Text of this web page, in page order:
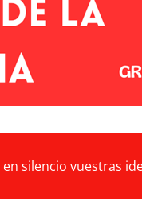
silencio vuestras